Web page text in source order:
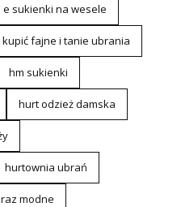
e sukienki na wesele
kupić fajne i tanie ubrania
hm sukienki
hurt odzież damska
hurtownia ubrań
modne